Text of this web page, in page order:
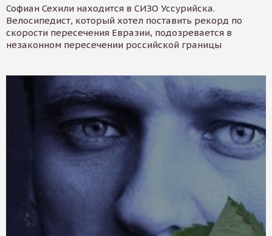
Софиан Сехили находится в СИЗО Уссурийска.
Велосипедист, который хотел поставить рекорд по
скорости пересечения Евразии, подозревается в
незаконном пересечении российской границы